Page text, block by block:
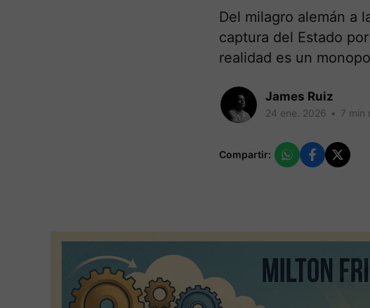
Del milagro alemán a
captura del Estado
realidad es un
James Ruiz
24 ene. 2026 • 7 min
Compartir: